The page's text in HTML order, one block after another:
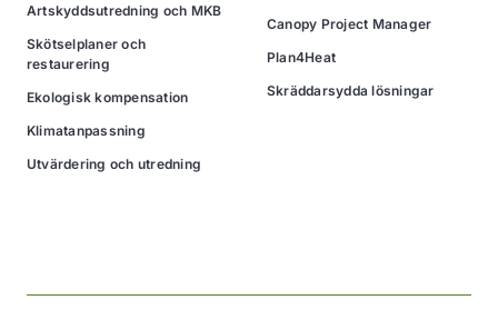
Artskyddsutredning och MKB
Skötselplaner och
restaurering
Ekologisk kompensation
Klimatanpassning
Utvärdering och utredning
Canopy Project Manager
Plan4Heat
Skräddarsydda lösningar